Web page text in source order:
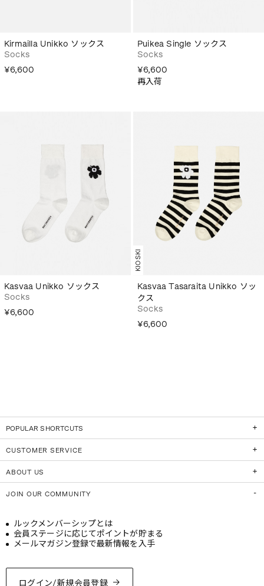
Kirmailla Unikko ソックス
Socks
¥6,600
Puikea Single ソックス
Socks
¥6,600
再入荷
Kasvaa Unikko ソックス
Socks
¥6,600
KIOSKI
Kasvaa Tasaraita Unikko ソッ
クス
Socks
¥6,600
POPULAR SHORTCUTS
CUSTOMER SERVICE
ABOUT US
JOIN OUR COMMUNITY
ログイン/新規会員登録
ルックメンバーシップとは
会員ステージに応じてポイントが貯まる
メールマガジン登録で最新情報を入手